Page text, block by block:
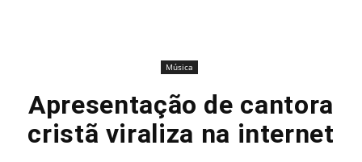
Música
Apresentação de cantora
cristã viraliza na internet